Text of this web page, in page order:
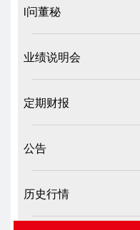
i问董秘
业绩说明会
定期财报
公告
历史行情